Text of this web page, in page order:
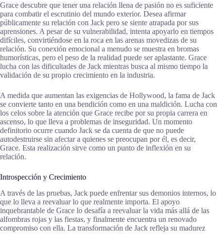
Grace descubre que tener una relación llena de pasión no es suficiente
para combatir el escrutinio del mundo exterior. Desea afirmar
públicamente su relación con Jack pero se siente atrapada por sus
aprensiones. A pesar de su vulnerabilidad, intenta apoyarlo en tiempos
difíciles, convirtiéndose en la roca en las arenas movedizas de su
relación. Su conexión emocional a menudo se muestra en bromas
humorísticas, pero el peso de la realidad puede ser aplastante. Grace
lucha con las dificultades de Jack mientras busca al mismo tiempo la
validación de su propio crecimiento en la industria.
A medida que aumentan las exigencias de Hollywood, la fama de Jack
se convierte tanto en una bendición como en una maldición. Lucha con
los celos sobre la atención que Grace recibe por su propia carrera en
ascenso, lo que lleva a problemas de inseguridad. Un momento
definitorio ocurre cuando Jack se da cuenta de que no puede
autodestruirse sin afectar a quienes se preocupan por él, es decir,
Grace. Esta realización sirve como un punto de inflexión en su
relación.
Introspección y Crecimiento
A través de las pruebas, Jack puede enfrentar sus demonios internos, lo
que lo lleva a reevaluar lo que realmente importa. El apoyo
inquebrantable de Grace lo desafía a reevaluar la vida más allá de las
alfombras rojas y las fiestas, y finalmente encuentra un renovado
compromiso con ella. La transformación de Jack refleja su madurez